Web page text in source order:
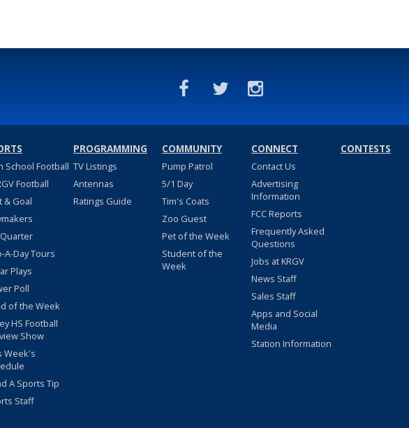
School Football
Football
& Goal
A-Day Tours
Plays
Poll
of the Week
HS Football
Show
Week's
A Sports Tip
Staff
PROGRAMMING
TV Listings
Antennas
Ratings Guide
COMMUNITY
Pump Patrol
5/1 Day
Tim's Coats
Zoo Guest
Pet of the Week
Student of the
Week
CONNECT
Contact Us
Advertising
Information
FCC Reports
Frequently Asked
Questions
Jobs at KRGV
News Staff
Sales Staff
Apps and Social
Media
Station Information
CONTESTS